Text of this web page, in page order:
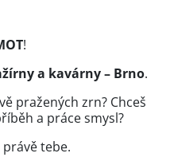
!
a kavárny – Brno.
pražených zrn? Chceš
a práce smysl?
tebe.